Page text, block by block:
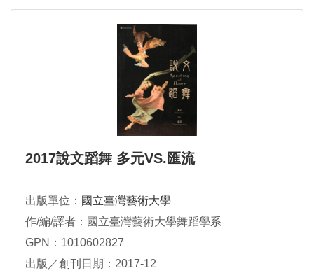
2017說文蹈舞 多元VS.匯流
出版單位： 國立臺灣藝術大學
作/編/譯者：國立臺灣藝術大學舞蹈學系
GPN：1010602827
出版／創刊日期：2017-12